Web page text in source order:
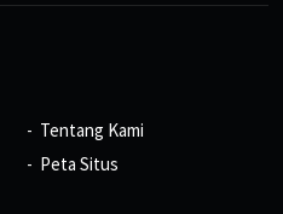
Tentang Kami
Peta Situs